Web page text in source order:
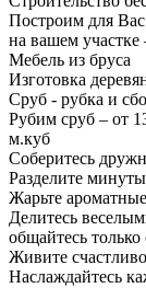
Построим для
на вашем участке
Мебель из бруса
Изготовка
Сруб - рубка и
Рубим сруб – от
м.куб
Соберитесь
Разделите
Жарьте
Делитесь
общайтесь
Живите
Наслаждайтесь